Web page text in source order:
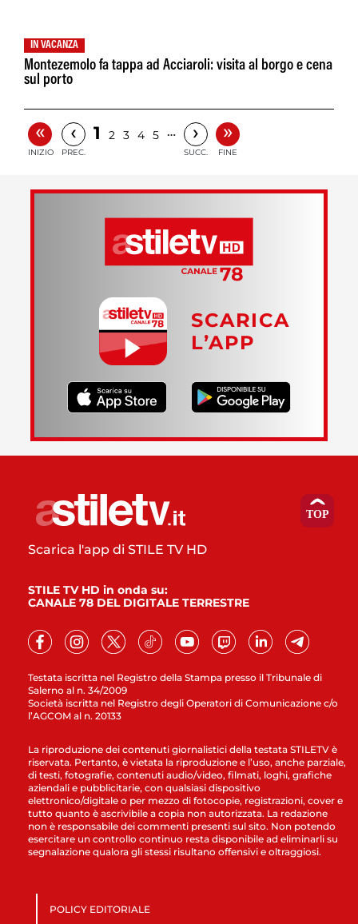
IN VACANZA
Montezemolo fa tappa ad Acciaroli: visita al borgo e cena
sul porto
«
INIZIO
‹
PREC.
1 2 3 4 5 … ›
SUCC.
»
FINE
SCARICA
L’APP
Testata iscritta nel Registro della Stampa presso il Tribunale di
Salerno al n. 34/2009
Società iscritta nel Registro degli Operatori di Comunicazione c/o
l’AGCOM al n. 20133
Scarica l'app di STILE TV HD
STILE TV HD in onda su:
CANALE 78 DEL DIGITALE TERRESTRE
La riproduzione dei contenuti giornalistici della testata STILETV è
riservata. Pertanto, è vietata la riproduzione e l’uso, anche parziale,
di testi, fotografie, contenuti audio/video, filmati, loghi, grafiche
aziendali e pubblicitarie, con qualsiasi dispositivo
elettronico/digitale o per mezzo di fotocopie, registrazioni, cover e
tutto quanto è ascrivibile a copia non autorizzata. La redazione
non è responsabile dei commenti presenti sul sito. Non potendo
esercitare un controllo continuo resta disponibile ad eliminarli su
segnalazione qualora gli stessi risultano offensivi e oltraggiosi.
POLICY EDITORIALE